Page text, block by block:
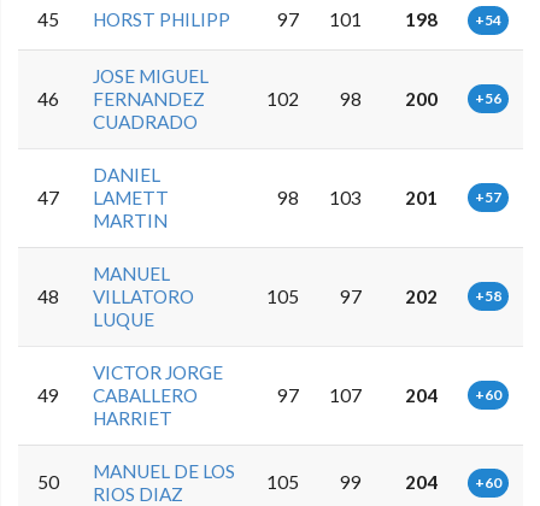
45 HORST PHILIPP 97 101 198 +54
46
JOSE MIGUEL
FERNANDEZ
CUADRADO
102 98 200 +56
47
DANIEL
LAMETT
MARTIN
98 103 201 +57
48
MANUEL
VILLATORO
LUQUE
105 97 202 +58
49
VICTOR JORGE
CABALLERO
HARRIET
97 107 204 +60
50
MANUEL DE LOS
RIOS DIAZ
105 99 204 +60